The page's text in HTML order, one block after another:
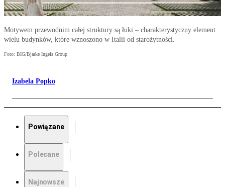
Motywem przewodnim całej struktury są łuki – charakterystyczny element
wielu budynków, które wznoszono w Italii od starożytności.
Foto: BIG/Bjarke Ingels Group
Izabela Popko
Powiązane
Polecane
Najnowsze